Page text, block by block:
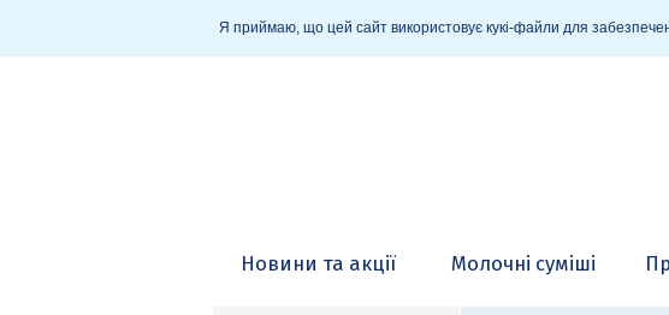
Я приймаю, що цей сайт використовує кукі-файли для
Новини та акції Молочні суміші